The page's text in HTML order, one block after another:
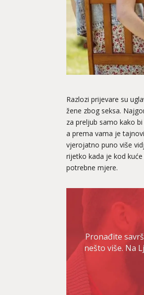
Razlozi prijevare su
žene zbog seksa.
za preljub samo kako
a prema vama je
vjerojatno puno više
rijetko kada je kod
potrebne mjere.
Pronađite
nešto više. Na